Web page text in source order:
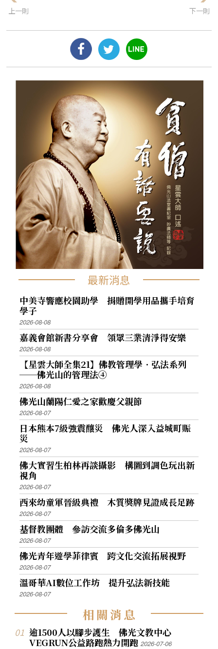
上一則 下一則
最新消息
中美寺響應校園助學 捐贈開學用品攜手培育
學子
2026-08-08
嘉義會館新書分享會 領眾三業清淨得安樂
2026-08-08
【星雲大師全集21】佛教管理學．弘法系列
──佛光山的管理法④
2026-08-08
佛光山蘭陽仁愛之家歡慶父親節
2026-08-07
日本熊本7級強震釀災 佛光人深入益城町賑
災
2026-08-07
佛大實習生柏林再談攝影 構圖到調色玩出新
視角
2026-08-07
西來幼童軍晉級典禮 木質獎牌見證成長足跡
2026-08-07
基督教團體 參訪交流多倫多佛光山
2026-08-07
佛光青年遊學菲律賓 跨文化交流拓展視野
2026-08-07
溫哥華AI數位工作坊 提升弘法新技能
2026-08-07
相關消息
逾1500人以腳步護生 佛光文教中心
VEGRUN公益路跑熱力開跑2026-07-06